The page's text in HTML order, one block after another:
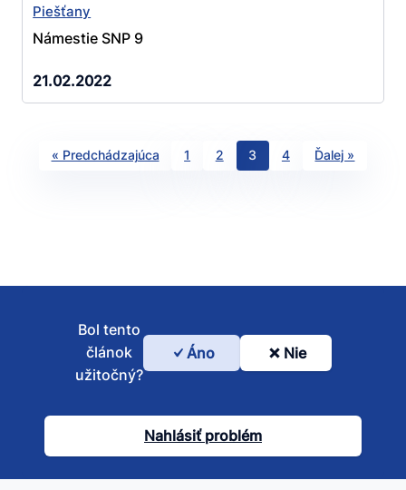
Piešťany
Námestie SNP 9
21.02.2022
« Predchádzajúca 1 2 3 4 Ďalej »
Bol
článok
užitočný?
Bol tento
článok
užitočný?
Áno Nie
Nahlásiť problém